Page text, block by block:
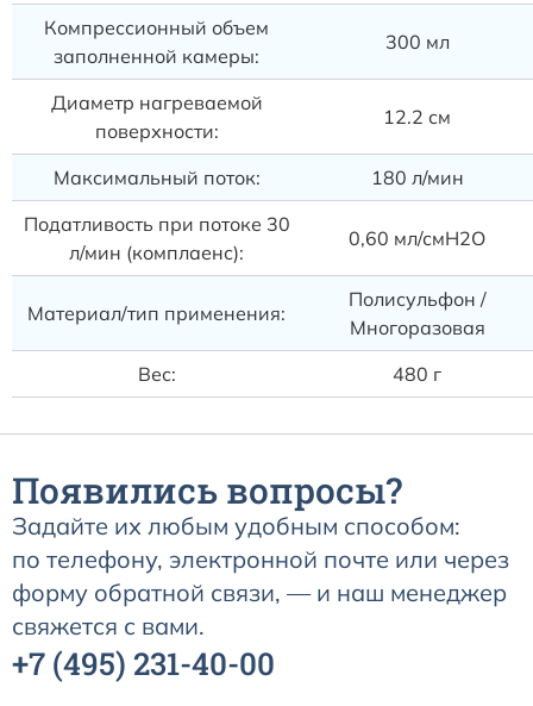
Компрессионный объем
заполненной камеры:
300 мл
Диаметр нагреваемой
поверхности:
12.2 см
Максимальный поток:
180 л/мин
Податливость при потоке 30
л/мин (комплаенс):
0,60 мл/смH2O
Материал/тип применения:
Полисульфон /
Многоразовая
Вес:
480 г
Появились вопросы?
Задайте их любым удобным способом:
по телефону, электронной почте или через
форму обратной связи, — и наш менеджер
свяжется с вами.
+7 (495) 231-40-00